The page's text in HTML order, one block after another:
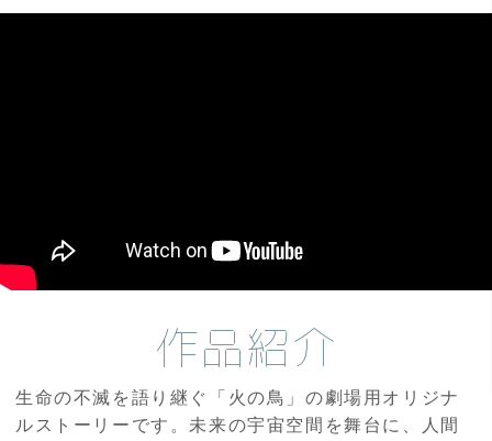
作品紹介
生命の不滅を語り継ぐ「火の鳥」の劇場用オリジナ
ルストーリーです。未来の宇宙空間を舞台に、人間